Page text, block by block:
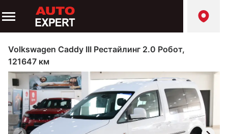
Volkswagen Caddy III Рестайлинг 2.0 Робот,
121647 км